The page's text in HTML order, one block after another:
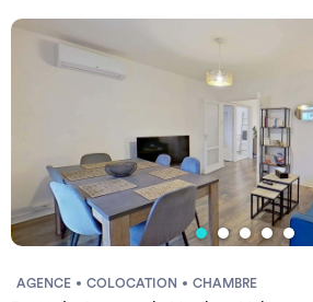
AGENCE COLOCATION CHAMBRE